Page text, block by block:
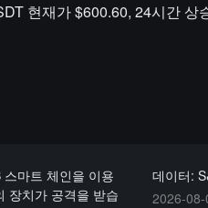
현재가 $600.60, 24시간 상
마트 체인을 이용
장치가 공격을 받습
데이터:
2026-